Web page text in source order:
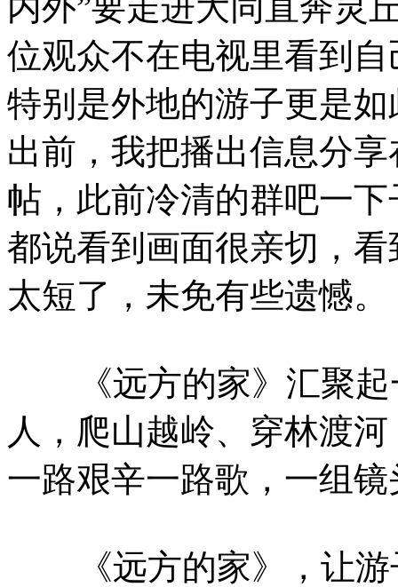
位观众不在电视里看到
特别是外地的游子更是
出前，我把播出信息分
帖，此前冷清的群吧一
都说看到画面很亲切，
太短了，未免有些遗憾。
《远方的家》汇聚起
人，爬山越岭、穿林渡
一路艰辛一路歌，一组
《远方的家》，让游